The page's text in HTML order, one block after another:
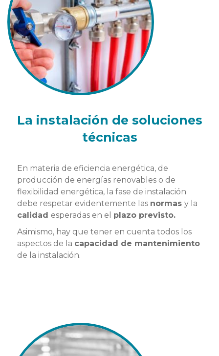
La instalación de soluciones
técnicas
En materia de eficiencia energética, de
producción de energías renovables o de
flexibilidad energética, la fase de instalación
debe respetar evidentemente las normas y la
calidad esperadas en el plazo previsto.
Asimismo, hay que tener en cuenta todos los
aspectos de la capacidad de mantenimiento
de la instalación.